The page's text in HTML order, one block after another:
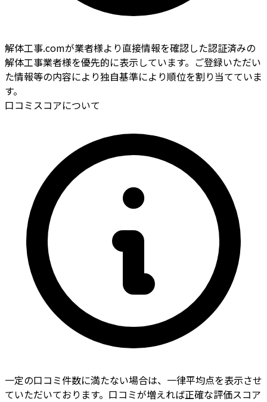
解体工事.comが業者様より直接情報を確認した認証済みの
解体工事業者様を優先的に表示しています。ご登録いただい
た情報等の内容により独自基準により順位を割り当てていま
す。
口コミスコアについて
一定の口コミ件数に満たない場合は、一律平均点を表示させ
ていただいております。口コミが増えれば正確な評価スコア